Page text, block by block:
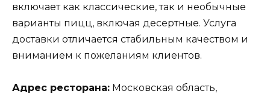
включает как классические, так и необычные
варианты пицц, включая десертные. Услуга
доставки отличается стабильным качеством и
вниманием к пожеланиям клиентов.
Адрес ресторана: Московская область,